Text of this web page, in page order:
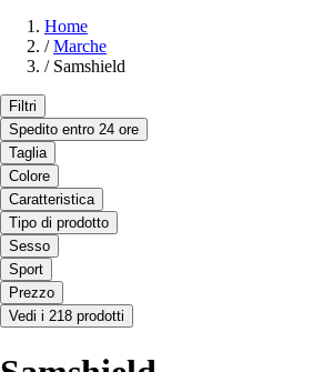
Home
/ Marche
/ Samshield
Filtri
Spedito entro 24 ore
Taglia
Colore
Caratteristica
Tipo di prodotto
Sesso
Sport
Prezzo
Vedi i 218 prodotti